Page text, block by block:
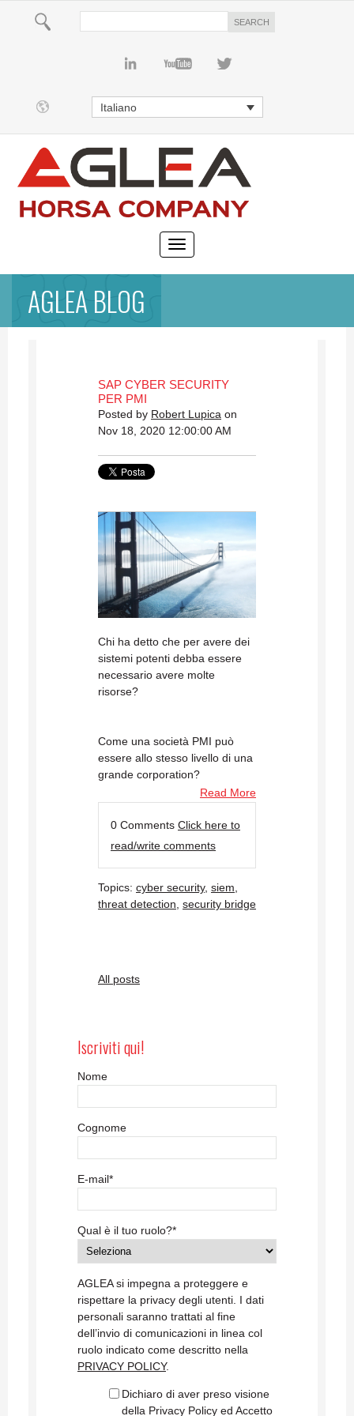
Italiano
AGLEA BLOG
SAP CYBER SECURITY
PER PMI
Posted by Robert Lupica on
Nov 18, 2020 12:00:00 AM
Chi ha detto che per avere dei
sistemi potenti debba essere
necessario avere molte
risorse?
Come una società PMI può
essere allo stesso livello di una
grande corporation?
Read More
0 Comments Click here to
read/write comments
Topics: cyber security, siem
threat detection security bridge
All posts
Iscriviti qui!
Nome
Cognome
E-mail*
Qual è il tuo ruolo?*
AGLEA si impegna a proteggere e
rispettare la privacy degli utenti. I dati
personali saranno trattati al fine
dell’invio di comunicazioni in linea col
ruolo indicato come descritto nella
PRIVACY POLICY.
Dichiaro di aver preso visione
della Privacy Policy ed Accetto